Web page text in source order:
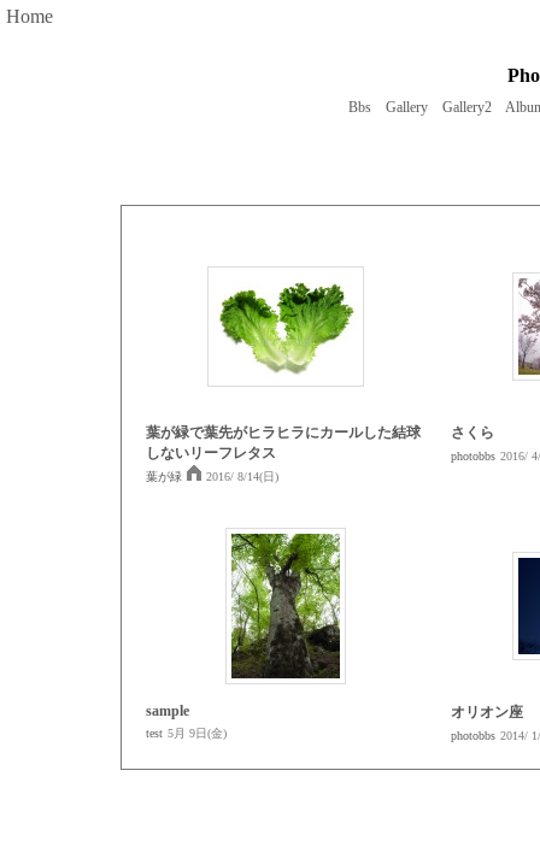
Home
Bbs Gallery Gallery2
葉が緑で葉先がヒラヒラにカールした結球
しないリーフレタス
葉が緑 2016/ 8/14(日)
さくら
photobbs 2016/
sample
test 5月 9日(金)
オリオン座
photobbs 2014/